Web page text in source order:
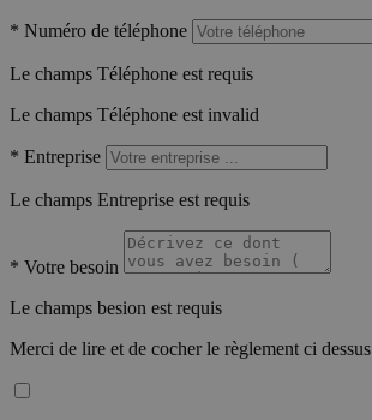
* Numéro de téléphone
Le champs Téléphone est requis
Le champs Téléphone est invalid
* Entreprise
Le champs Entreprise est requis
* Votre besoin
Le champs besion est requis
Merci de lire et de cocher le règlement ci dessus